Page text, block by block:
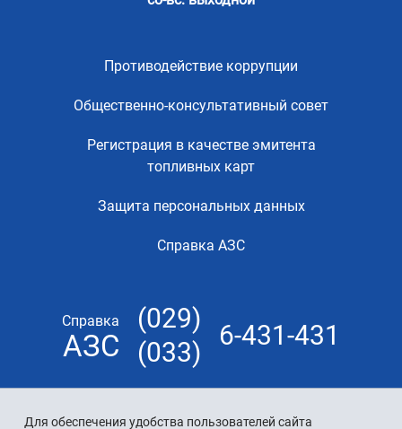
Для обеспечения удобства пользователей сайта
Противодействие коррупции
Общественно-консультативный совет
Регистрация в качестве эмитента
топливных карт
Защита персональных данных
Справка АЗС
Справка
АЗС
(029)
(033)
6-431-431